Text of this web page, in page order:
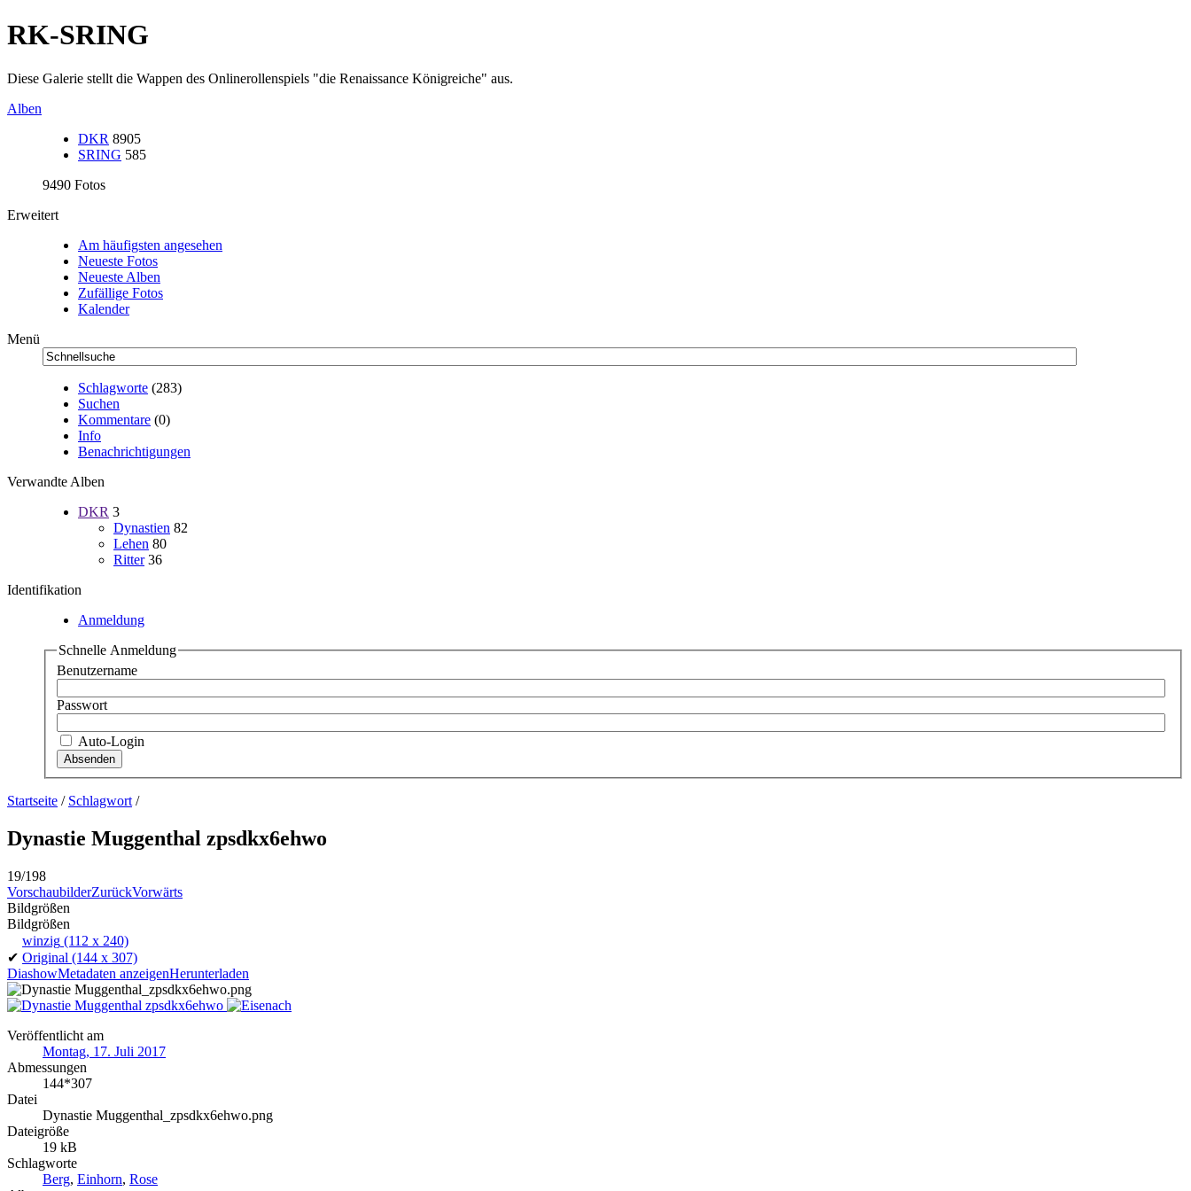
RK-SRING
Diese Galerie stellt die Wappen des Onlinerollenspiels "die Renaissance Königreiche" aus.
Alben
DKR 8905
SRING 585
9490 Fotos
Erweitert
Am häufigsten angesehen
Neueste Fotos
Neueste Alben
Zufällige Fotos
Kalender
Menü
Schlagworte (283)
Suchen
Kommentare (0)
Info
Benachrichtigungen
Verwandte Alben
DKR 3
Dynastien 82
Lehen 80
Ritter 36
Identifikation
Anmeldung
Schnelle Anmeldung
Benutzername
Passwort
Auto-Login
Startseite / Schlagwort /
Dynastie Muggenthal zpsdkx6ehwo
19/198
VorschaubilderZurückVorwärts
Bildgrößen
Bildgrößen
winzig (112 x 240)
✔ Original (144 x 307)
DiashowMetadaten anzeigenHerunterladen
Veröffentlicht am
Montag, 17. Juli 2017
Abmessungen
144*307
Datei
Dynastie Muggenthal_zpsdkx6ehwo.png
Dateigröße
19 kB
Schlagworte
Berg, Einhorn, Rose